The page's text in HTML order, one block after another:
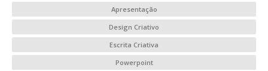
Apresentação
Design Criativo
Escrita Criativa
Powerpoint